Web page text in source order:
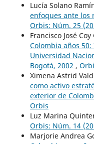
Lucía Solano
enfoques ante los
Orbis: Núm. 25
Francisco José
Colombia años
Universidad
Bogotá, 2002 ,
Ximena Astrid
como activo
exterior de
Orbis
Luz Marina
Orbis: Núm. 14
Marjorie Andrea